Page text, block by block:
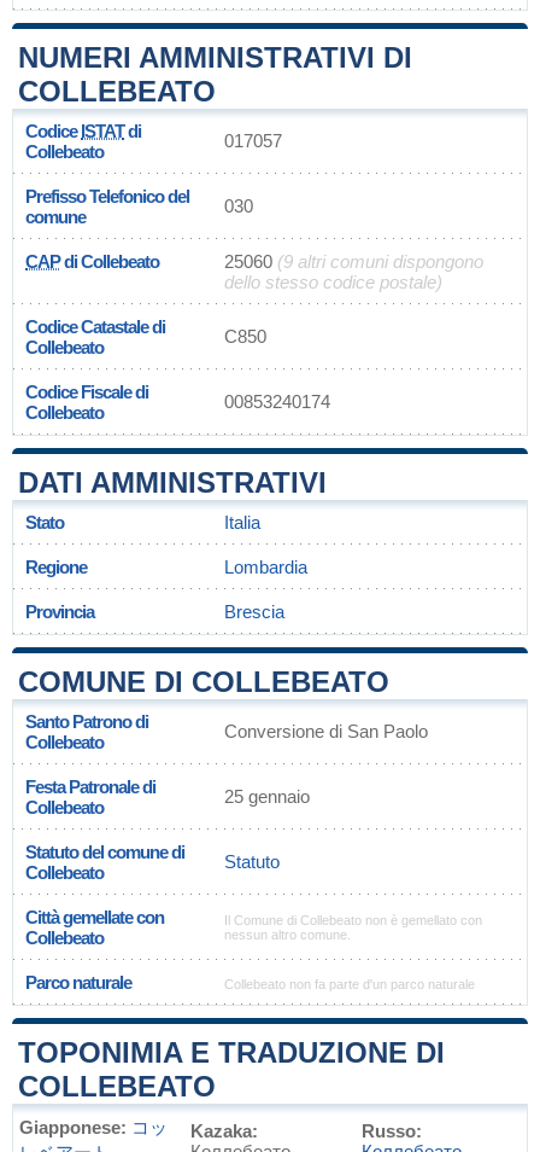
NUMERI AMMINISTRATIVI DI
COLLEBEATO
CodiceISTATdi
Collebeato
017057
Prefisso Telefonico del
comune
030
CAPdi Collebeato 25060 (9 altri comuni dispongono
dello stesso codice postale)
Codice Catastale di
Collebeato
C850
Codice Fiscale di
Collebeato
00853240174
DATI AMMINISTRATIVI
Stato Italia
Regione Lombardia
Provincia Brescia
COMUNE DI COLLEBEATO
Santo Patrono di
Collebeato
Conversione di San Paolo
Festa Patronale di
Collebeato
25 gennaio
Statuto del comune di
Collebeato
Statuto
Città gemellate con
Collebeato
Il Comune di Collebeato non è gemellato con
nessun altro comune.
Parco naturale Collebeato non fa parte d'un parco naturale
TOPONIMIA E TRADUZIONE DI
COLLEBEATO
Giapponese: コッ
Kazaka:
Russo: